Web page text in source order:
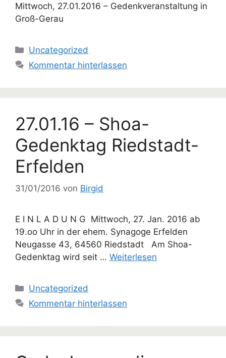
Mittwoch, 27.01.2016 – Gedenkveranstaltung in
Groß-Gerau
Kategorien
Uncategorized
Kommentar hinterlassen
27.01.16 – Shoa-
Gedenktag Riedstadt-
Erfelden
31/01/2016 von Birgid
E I N L A D U N G Mittwoch, 27. Jan. 2016 ab
19.oo Uhr in der ehem. Synagoge Erfelden
Neugasse 43, 64560 Riedstadt Am Shoa-
Gedenktag wird seit … Weiterlesen
Kategorien
Uncategorized
Kommentar hinterlassen